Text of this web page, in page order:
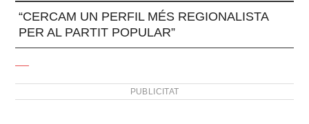
“CERCAM UN PERFIL MÉS REGIONALISTA
PER AL PARTIT POPULAR”
PUBLICITAT